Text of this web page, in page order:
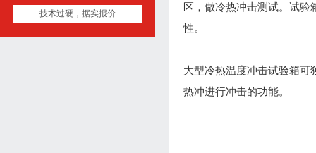
技术过硬，据实报价
区，做冷热冲击测试。试验
性。
大型冷热温度冲击试验箱可
热冲进行冲击的功能。